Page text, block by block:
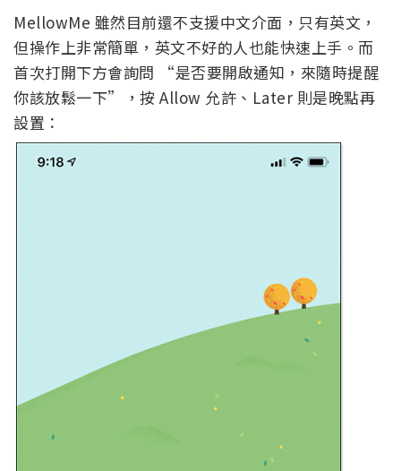
MellowMe 雖然目前還不支援中文介面，只有英文，
但操作上非常簡單，英文不好的人也能快速上手。而
首次打開下方會詢問 “是否要開啟通知，來隨時提醒
你該放鬆一下”，按 Allow 允許、Later 則是晚點再
設置：